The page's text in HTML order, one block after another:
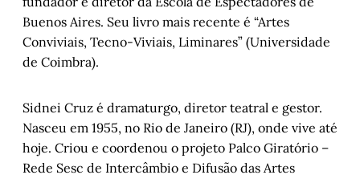
Buenos Aires. Seu livro mais recente é “Artes
Conviviais, Tecno-Viviais, Liminares” (Universidade
de Coimbra).
Sidnei Cruz é dramaturgo, diretor teatral e gestor.
Nasceu em 1955, no Rio de Janeiro (RJ), onde vive até
hoje. Criou e coordenou o projeto Palco Giratório –
Rede Sesc de Intercâmbio e Difusão das Artes